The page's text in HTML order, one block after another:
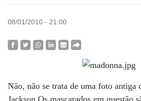
08/01/2010 - 21:00
Não, não se trata de uma foto antiga